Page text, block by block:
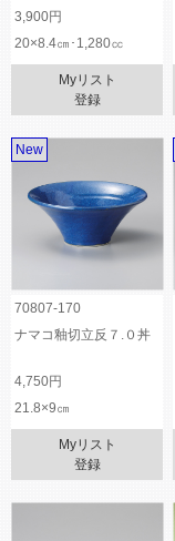
3,900円
20×8.4㎝･1,280㏄
Myリスト
登録
New
70807-170
ナマコ釉切立反７.０丼
4,750円
21.8×9㎝
Myリスト
登録